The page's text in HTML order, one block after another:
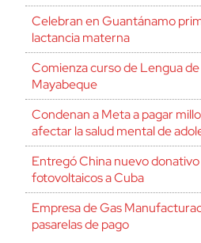
Celebran en Guantánamo
lactancia materna
Comienza curso de Lengua
Mayabeque
Condenan a Meta a pagar
afectar la salud mental de
Entregó China nuevo
fotovoltaicos a Cuba
Empresa de Gas
pasarelas de pago